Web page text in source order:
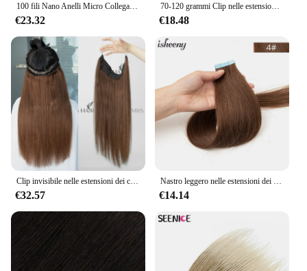
€23.32
70-120 grammi Clip nelle estensioni dei capelli Veri capelli naturali Remy Set dritto 7 pezzi Clip brasiliana nelle estensioni dei capelli umani
€18.48
€32.57 €14.14